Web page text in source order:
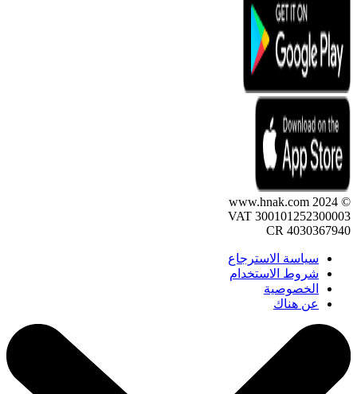
© 2024 www.hnak.com
VAT 300101252300003
CR 4030367940
سياسة الاسترجاع
شروط الاستخدام
الخصوصية
عن هناك